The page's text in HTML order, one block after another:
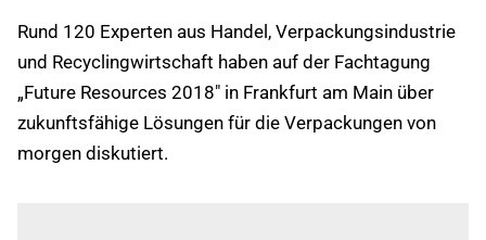
Rund 120 Experten aus Handel, Verpackungsindustrie
und Recyclingwirtschaft haben auf der Fachtagung
„Future Resources 2018" in Frankfurt am Main über
zukunftsfähige Lösungen für die Verpackungen von
morgen diskutiert.